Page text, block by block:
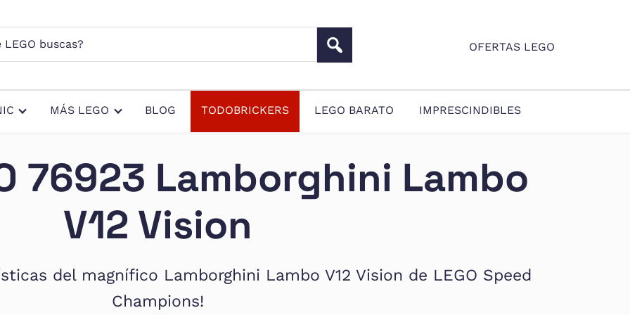
OFERTAS LEGO
MÁS LEGO BLOG TODOBRICKERS LEGO BARATO IMPRESCINDIBLES
76923 Lamborghini Lambo
V12 Vision
del magnífico Lamborghini Lambo V12 Vision de LEGO Speed
Champions!